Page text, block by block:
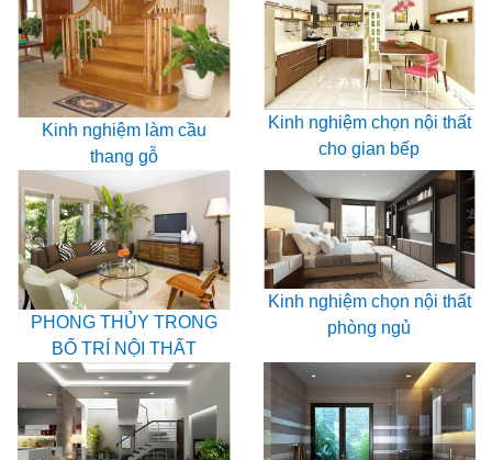
Kinh nghiệm làm cầu
thang gỗ
Kinh nghiệm chọn nội thất
cho gian bếp
PHONG THỦY TRONG
BỐ TRÍ NỘI THẤT
Kinh nghiệm chọn nội thất
phòng ngủ